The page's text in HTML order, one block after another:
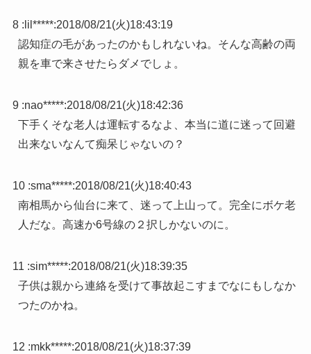
8 : lil*****:2018/08/21(火)18:43:19
認知症の毛があったのかもしれないね。そんな高齢の両
親を車で来させたらダメでしょ。
9 :nao*****:2018/08/21(火)18:42:36
下手くそな老人は運転するなよ、本当に道に迷って回避
出来ないなんて痴呆じゃないの？
10 :sma*****:2018/08/21(火)18:40:43
南相馬から仙台に来て、迷って上山って。完全にボケ老
人だな。高速か6号線の２択しかないのに。
11 :sim*****:2018/08/21(火)18:39:35
子供は親から連絡を受けて事故起こすまでなにもしなか
つたのかね。
12 :mkk*****:2018/08/21(火)18:37:39